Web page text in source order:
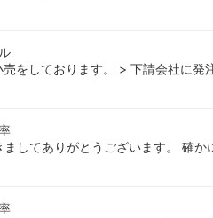
をしております。 > 下請会社に発
してありがとうございます。 確か